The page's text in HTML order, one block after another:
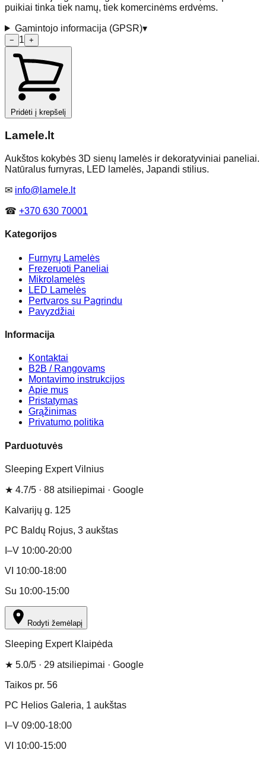
puikiai tinka tiek namų, tiek komercinėms erdvėms.
Gamintojo informacija (GPSR)▾
− 1 +
Pridėti į krepšelį
Lamele.lt
Aukštos kokybės 3D sienų lamelės ir dekoratyviniai paneliai.
Natūralus furnyras, LED lamelės, Japandi stilius.
✉ info@lamele.lt
☎ +370 630 70001
Kategorijos
Furnyrų Lamelės
Frezeruoti Paneliai
Mikrolamelės
LED Lamelės
Pertvaros su Pagrindu
Pavyzdžiai
Informacija
Kontaktai
B2B / Rangovams
Montavimo instrukcijos
Apie mus
Pristatymas
Grąžinimas
Privatumo politika
Parduotuvės
Sleeping Expert Vilnius
★ 4.7/5 · 88 atsiliepimai · Google
Kalvarijų g. 125
PC Baldų Rojus, 3 aukštas
I–V 10:00-20:00
VI 10:00-18:00
Su 10:00-15:00
Rodyti žemėlapį
Sleeping Expert Klaipėda
★ 5.0/5 · 29 atsiliepimai · Google
Taikos pr. 56
PC Helios Galeria, 1 aukštas
I–V 09:00-18:00
VI 10:00-15:00